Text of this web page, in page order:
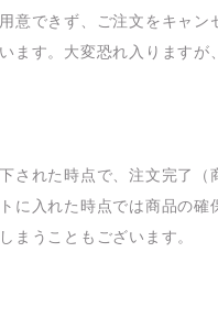
意できず、ご注文をキャン
ます。大変恐れ入りますが
された時点で、注文完了（
に入れた時点では商品の確
まうこともございます。